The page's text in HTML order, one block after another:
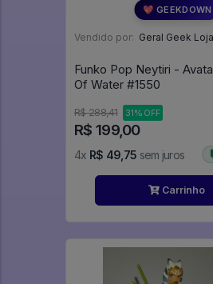
💖 GEEKDOWN
Vendido por: Geral Geek
Funko Pop Neytiri -
Of Water #1550
R$ 288,41 31% OFF
R$ 199,00
4x R$ 49,75 sem juros
Carrinho